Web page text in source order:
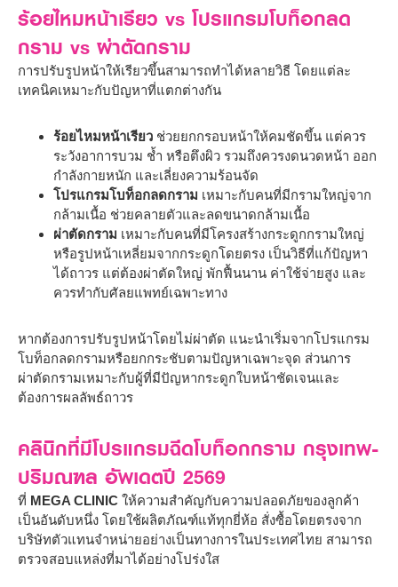
ร้อยไหมหน้าเรียว vs โปรแกรมโบท็อกลด
กราม vs ผ่าตัดกราม
การปรับรูปหน้าให้เรียวขึ้นสามารถทำได้หลายวิธี โดยแต่ละ
เทคนิคเหมาะกับปัญหาที่แตกต่างกัน
ร้อยไหมหน้าเรียว ช่วยยกกรอบหน้าให้คมชัดขึ้น แต่ควร
ระวังอาการบวม ช้ำ หรือตึงผิว รวมถึงควรงดนวดหน้า ออก
กำลังกายหนัก และเลี่ยงความร้อนจัด
โปรแกรมโบท็อกลดกราม เหมาะกับคนที่มีกรามใหญ่จาก
กล้ามเนื้อ ช่วยคลายตัวและลดขนาดกล้ามเนื้อ
ผ่าตัดกราม เหมาะกับคนที่มีโครงสร้างกระดูกกรามใหญ่
หรือรูปหน้าเหลี่ยมจากกระดูกโดยตรง เป็นวิธีที่แก้ปัญหา
ได้ถาวร แต่ต้องผ่าตัดใหญ่ พักฟื้นนาน ค่าใช้จ่ายสูง และ
ควรทำกับศัลยแพทย์เฉพาะทาง
หากต้องการปรับรูปหน้าโดยไม่ผ่าตัด แนะนำเริ่มจากโปรแกรม
โบท็อกลดกรามหรือยกกระชับตามปัญหาเฉพาะจุด ส่วนการ
ผ่าตัดกรามเหมาะกับผู้ที่มีปัญหากระดูกใบหน้าชัดเจนและ
ต้องการผลลัพธ์ถาวร
คลินิกที่มีโปรแกรมฉีดโบท็อกกราม กรุงเทพ-
ปริมณฑล อัพเดตปี 2569
ที่ MEGA CLINIC ให้ความสำคัญกับความปลอดภัยของลูกค้า
เป็นอันดับหนึ่ง โดยใช้ผลิตภัณฑ์แท้ทุกยี่ห้อ สั่งซื้อโดยตรงจาก
บริษัทตัวแทนจำหน่ายอย่างเป็นทางการในประเทศไทย สามารถ
ตรวจสอบแหล่งที่มาได้อย่างโปร่งใส